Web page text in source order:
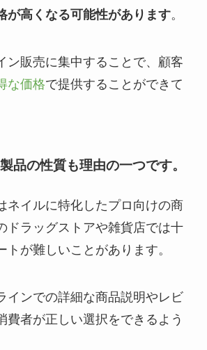
が高くなる可能性があります。
ン販売に集中することで、顧客
な価格で提供することができて
品の性質も理由の一つです。
ネイルに特化したプロ向けの商
ドラッグストアや雑貨店では十
トが難しいことがあります。
インでの詳細な商品説明やレビ
費者が正しい選択をできるよう